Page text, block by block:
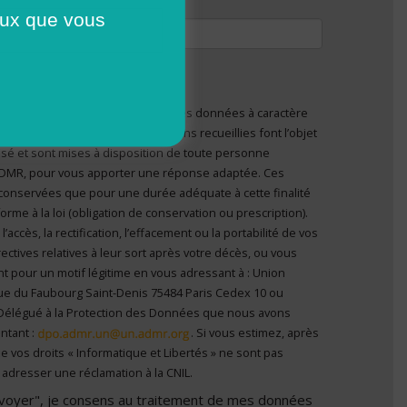
je consens au traitement de mes données à
en matière de protection des données à caractère
informons que les informations recueillies font l’objet
pour vous apporter une réponse adaptée. Ces
que pour une durée adéquate à cette finalité
à la loi (obligation de conservation ou prescription).
la rectification, l’effacement ou la portabilité de vos
relatives à leur sort après votre décès, ou vous
pour un motif légitime en vous adressant à : Union
du Faubourg Saint-Denis 75484 Paris Cedex 10 ou
à la Protection des Données que nous avons
:
. Si vous estimez, après
vos droits « Informatique et Libertés » ne sont pas
une réclamation à la CNIL.
je consens au traitement de mes données
que vous